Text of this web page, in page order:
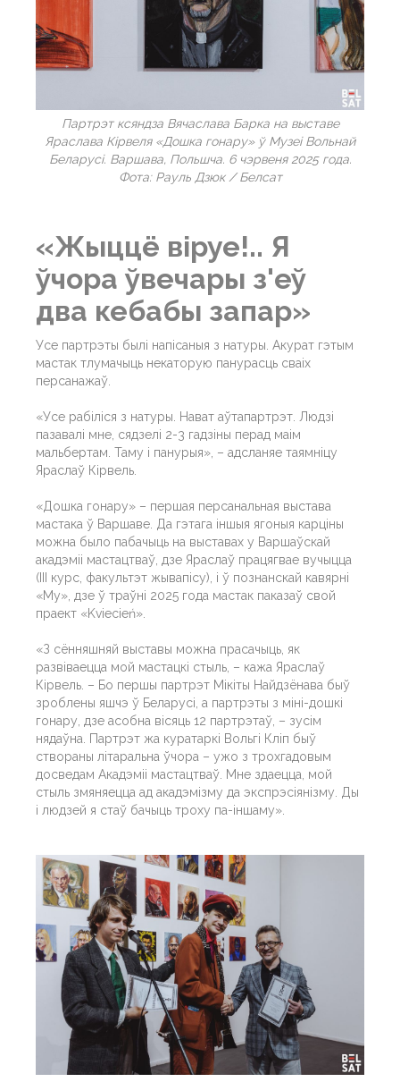
Партрэт ксяндза Вячаслава Барка на выставе
Яраслава Кірвеля «Дошка гонару» ў Музеі Вольнай
Беларусі. Варшава, Польшча. 6 чэрвеня 2025 года.
Фота: Рауль Дзюк / Белсат
«Жыццё віруе!.. Я
ўчора ўвечары з'еў
два кебабы запар»
Усе партрэты былі напісаныя з натуры. Акурат гэтым
мастак тлумачыць некаторую панурасць сваіх
персанажаў.
«Усе рабіліся з натуры. Нават аўтапартрэт. Людзі
пазавалі мне, сядзелі 2-3 гадзіны перад маім
мальбертам. Таму і панурыя», – адсланяе таямніцу
Яраслаў Кірвель.
«Дошка гонару» – першая персанальная выстава
мастака ў Варшаве. Да гэтага іншыя ягоныя карціны
можна было пабачыць на выставах у Варшаўскай
акадэміі мастацтваў, дзе Яраслаў працягвае вучыцца
(ІІІ курс, факультэт жывапісу), і ў познанскай кавярні
«My», дзе ў траўні 2025 года мастак паказаў свой
праект «Kviecień».
«З сённяшняй выставы можна прасачыць, як
развіваецца мой мастацкі стыль, – кажа Яраслаў
Кірвель. – Бо першы партрэт Мікіты Найдзёнава быў
зроблены яшчэ ў Беларусі, а партрэты з міні-дошкі
гонару, дзе асобна вісяць 12 партрэтаў, – зусім
нядаўна. Партрэт жа куратаркі Вольгі Кліп быў
створаны літаральна ўчора – ужо з трохгадовым
досведам Акадэміі мастацтваў. Мне здаецца, мой
стыль змяняецца ад акадэмізму да экспрэсіянізму. Ды
і людзей я стаў бачыць троху па-іншаму».